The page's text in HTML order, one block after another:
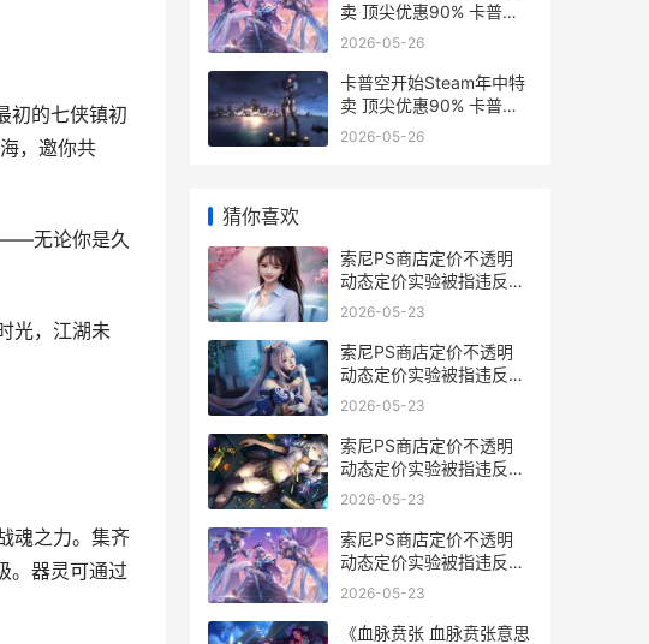
初的七侠镇初
，邀你共
无论你是久
光，江湖未
魂之力。集齐
。器灵可通过
卖 顶尖优惠90% 卡普空
经典游戏合集
2026-05-26
卡普空开始Steam年中特
卖 顶尖优惠90% 卡普空
中文dlc
2026-05-26
猜你喜欢
索尼PS商店定价不透明
动态定价实验被指违反欧
盟消费者法 索尼官网预订
2026-05-23
索尼PS商店定价不透明
动态定价实验被指违反欧
盟消费者法 索尼ps商城
2026-05-23
索尼PS商店定价不透明
动态定价实验被指违反欧
盟消费者法 索尼ps商店定
2026-05-23
索尼PS商店定价不透明
动态定价实验被指违反欧
盟消费者法 索尼ps商店
2026-05-23
《血脉贲张 血脉贲张意思